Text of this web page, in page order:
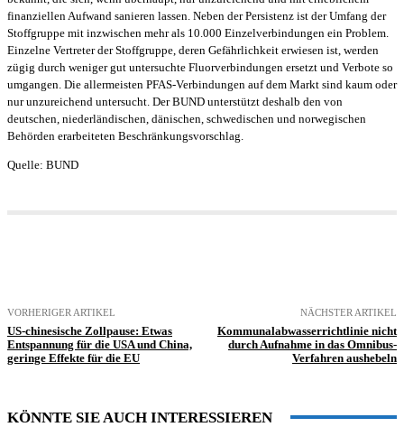
finanziellen Aufwand sanieren lassen. Neben der Persistenz ist der Umfang der
Stoffgruppe mit inzwischen mehr als 10.000 Einzelverbindungen ein Problem.
Einzelne Vertreter der Stoffgruppe, deren Gefährlichkeit erwiesen ist, werden
zügig durch weniger gut untersuchte Fluorverbindungen ersetzt und Verbote so
umgangen. Die allermeisten PFAS-Verbindungen auf dem Markt sind kaum oder
nur unzureichend untersucht. Der BUND unterstützt deshalb den von
deutschen, niederländischen, dänischen, schwedischen und norwegischen
Behörden erarbeiteten Beschränkungsvorschlag.
Quelle: BUND
VORHERIGER ARTIKEL
US-chinesische Zollpause: Etwas
Entspannung für die USA und China,
geringe Effekte für die EU
NÄCHSTER ARTIKEL
Kommunalabwasserrichtlinie nicht
durch Aufnahme in das Omnibus-
Verfahren aushebeln
KÖNNTE SIE AUCH INTERESSIEREN